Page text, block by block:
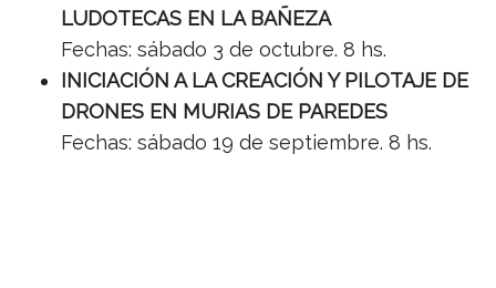
LUDOTECAS EN LA BAÑEZA
Fechas: sábado 3 de octubre. 8 hs.
INICIACIÓN A LA CREACIÓN Y PILOTAJE DE
DRONES EN MURIAS DE PAREDES
Fechas: sábado 19 de septiembre. 8 hs.